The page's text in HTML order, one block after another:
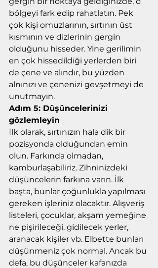
bölgeyi fark edip rahatlatın. Pek
çok kişi omuzlarının, sırtının üst
kısmının ve dizlerinin gergin
olduğunu hisseder. Yine gerilimin
en çok hissedildiği yerlerden biri
de çene ve alındır, bu yüzden
alnınızı ve çenenizi gevşetmeyi de
unutmayın.
Adım 5: Düşüncelerinizi
gözlemleyin
İlk olarak, sırtınızın hala dik bir
pozisyonda olduğundan emin
olun. Farkında olmadan,
kamburlaşabiliriz. Zihninizdeki
düşüncelerin farkına varın. İlk
başta, bunlar çoğunlukla yapılması
gereken işleriniz olacaktır. Alışveriş
listeleri, çocuklar, akşam yemeğine
ne pişirileceği, gidilecek yerler,
aranacak kişiler vb. Elbette bunları
düşünmeniz çok normal. Ancak bu
defa, bu düşünceler kafanızda